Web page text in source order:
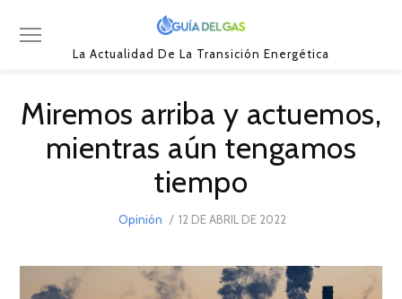
La Actualidad De La Transición Energética
Miremos arriba y actuemos,
mientras aún tengamos
tiempo
Opinión
POSTED
12 DE ABRIL DE 2022
DE
2022